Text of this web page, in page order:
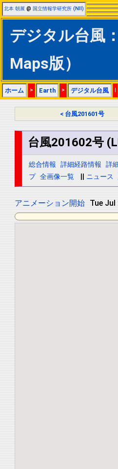
北本 朝展 @ 国立情報学研究所 (NII)
デジタル台風
Maps版）
ホーム > Earth > デジタル台風 |
< 台風201601号
台風201602号
総合情報 詳細経路情報 詳
プ 全画像一覧 ニュース
アニメーション開始 Tue